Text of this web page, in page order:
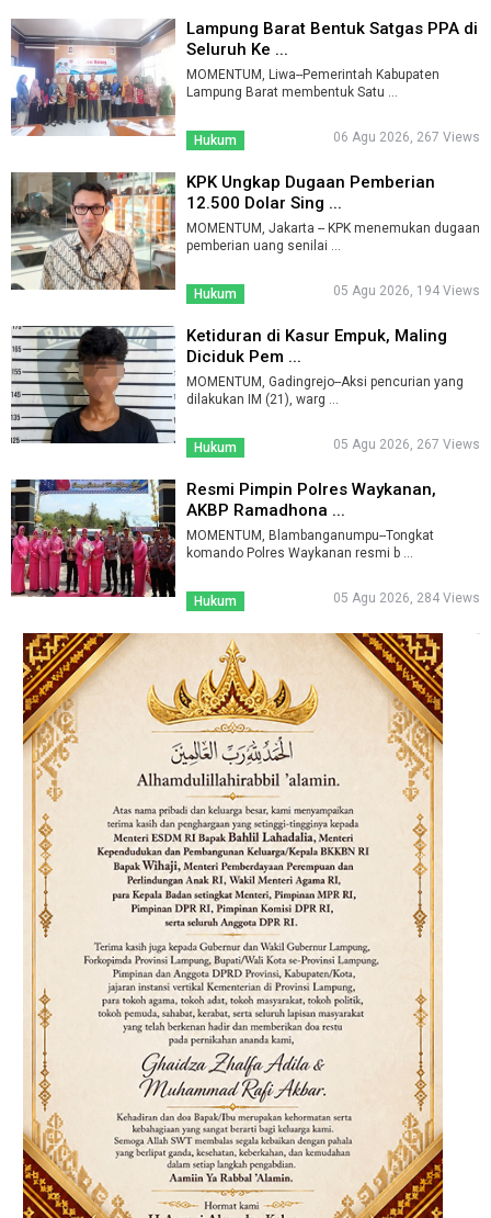
Lampung Barat Bentuk Satgas PPA di
Seluruh Ke ...
MOMENTUM, Liwa--Pemerintah Kabupaten
Lampung Barat membentuk Satu ...
Hukum 06 Agu 2026, 267 Views
KPK Ungkap Dugaan Pemberian
12.500 Dolar Sing ...
MOMENTUM, Jakarta -- KPK menemukan dugaan
Hukum 05 Agu 2026, 194 Views
Ketiduran di Kasur Empuk, Maling
Diciduk Pem ...
MOMENTUM, Gadingrejo--Aksi pencurian yang
dilakukan IM (21), warg ...
Hukum 05 Agu 2026, 267 Views
Resmi Pimpin Polres Waykanan,
AKBP Ramadhona ...
MOMENTUM, Blambanganumpu--Tongkat
komando Polres Waykanan resmi b ...
Hukum 05 Agu 2026, 284 Views